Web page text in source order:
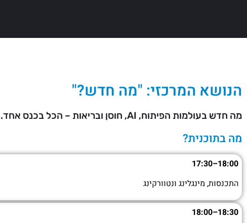
הנושא המרכזי: "מה חדש?"
מה חדש בעולמות הפיתוח, AI, חוסן ובריאות – הכל בכנס אחד.
מה בתוכנית?
18:00–17:30
התכנסות, מינגלינג ונטוורקינג
18:30
–
18:00